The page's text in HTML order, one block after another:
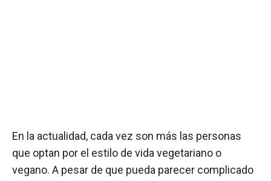
En la actualidad, cada vez son más las personas
que optan por el estilo de vida vegetariano o
vegano. A pesar de que pueda parecer complicado